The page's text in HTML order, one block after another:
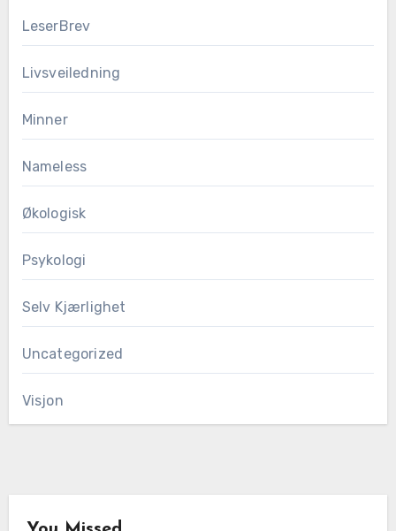
LeserBrev
Livsveiledning
Minner
Nameless
Økologisk
Psykologi
Selv Kjærlighet
Uncategorized
Visjon